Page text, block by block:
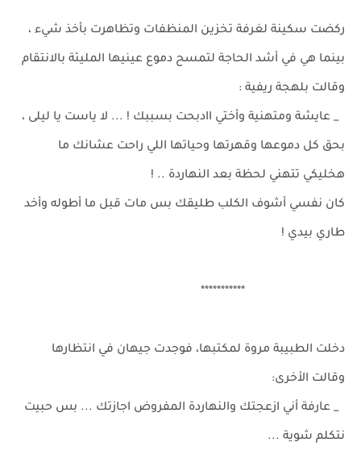
ركضت سكينة لغرفة تخزين المنظفات وتظاهرت بأخذ شيء ،
بينما هي في أشد الحاجة لتمسح دموع عينيها المليئة بالانتقام
وقالت بلهجة ريفية :
_ عايشة ومتهنية وأختي اادبحت بسببك ! ... لا ياست يا ليلى ،
بحق كل دموعها وقهرتها وحياتها اللي راحت عشانك ما
هخليكي تتهني لحظة بعد النهاردة .. !
كان نفسي أشوف الكلب طليقك بس مات قبل ما أطوله وأخد
طاري بيدي !
***********
دخلت الطبيبة مروة لمكتبها، فوجدت جيهان في انتظارها
وقالت الأخرى:
_ عارفة أني ازعجتك والنهاردة المفروض اجازتك ... بس حبيت
نتكلم شوية ...